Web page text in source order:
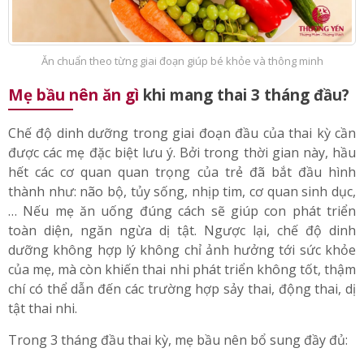
Ăn chuẩn theo từng giai đoạn giúp bé khỏe và thông minh
Mẹ bầu nên ăn gì khi mang thai 3 tháng đầu?
Chế độ dinh dưỡng trong giai đoạn đầu của thai kỳ cần
được các mẹ đặc biệt lưu ý. Bởi trong thời gian này, hầu
hết các cơ quan quan trọng của trẻ đã bắt đầu hình
thành như: não bộ, tủy sống, nhịp tim, cơ quan sinh dục,
… Nếu mẹ ăn uống đúng cách sẽ giúp con phát triển
toàn diện, ngăn ngừa dị tật. Ngược lại, chế độ dinh
dưỡng không hợp lý không chỉ ảnh hưởng tới sức khỏe
của mẹ, mà còn khiến thai nhi phát triển không tốt, thậm
chí có thể dẫn đến các trường hợp sảy thai, động thai, dị
tật thai nhi.
Trong 3 tháng đầu thai kỳ, mẹ bầu nên bổ sung đầy đủ: